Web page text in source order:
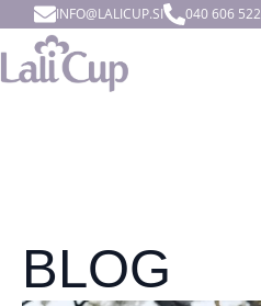
INFO@LALICUP.SI 040 606 522
BLOG